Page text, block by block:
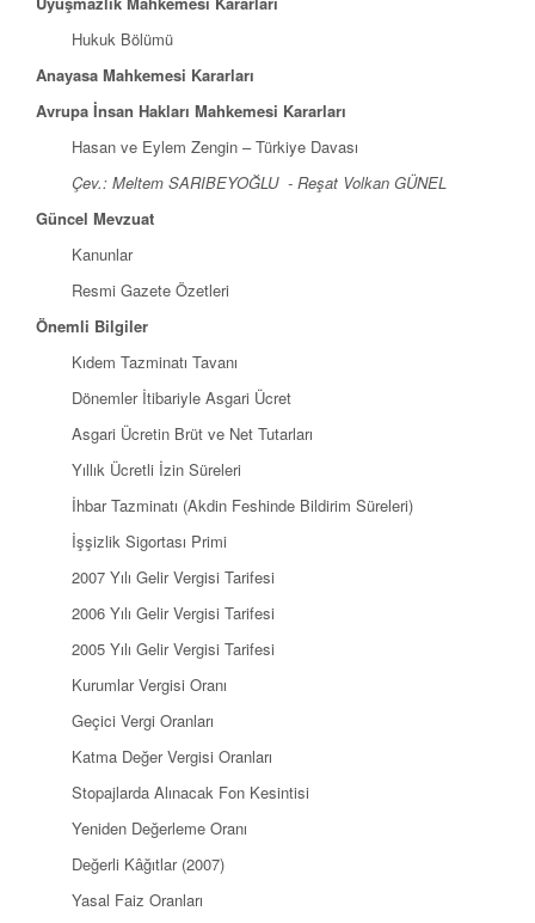
Hukuk Bölümü
Anayasa Mahkemesi Kararları
Avrupa İnsan Hakları Mahkemesi Kararları
Hasan ve Eylem Zengin – Türkiye Davası
Çev.: Meltem SARIBEYOĞLU - Reşat Volkan GÜNEL
Güncel Mevzuat
Kanunlar
Resmi Gazete Özetleri
Önemli Bilgiler
Kıdem Tazminatı Tavanı
Dönemler İtibariyle Asgari Ücret
Asgari Ücretin Brüt ve Net Tutarları
Yıllık Ücretli İzin Süreleri
İhbar Tazminatı (Akdin Feshinde Bildirim Süreleri)
İşşizlik Sigortası Primi
2007 Yılı Gelir Vergisi Tarifesi
2006 Yılı Gelir Vergisi Tarifesi
2005 Yılı Gelir Vergisi Tarifesi
Kurumlar Vergisi Oranı
Geçici Vergi Oranları
Katma Değer Vergisi Oranları
Stopajlarda Alınacak Fon Kesintisi
Yeniden Değerleme Oranı
Değerli Kâğıtlar (2007)
Yasal Faiz Oranları